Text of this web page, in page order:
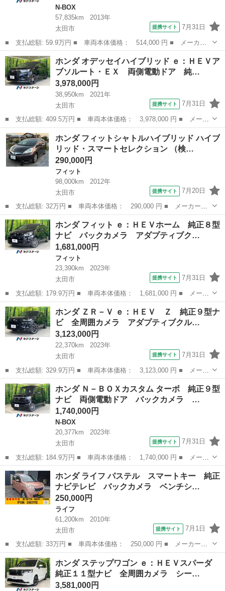
N-BOX
57,835km
2013年
太田市
提携サイト 7月31日
■ 支払総額: 59.9万円 ■ 車両本体価格： 514,000 円 ■ メーカー
名： ホンダ ■ 車種名： Ｎ－ＢＯＸ ■ グレード名： Ｇ・Ｌパ
ッケージ 電動スライドドア オートエアコン スマートキー＆プッ
シュスタート...
群馬 太田市 N-BOX
ホンダ オデッセイハイブリッド ｅ：ＨＥＶア
ブソルート・ＥＸ 両側電動ドア 純…
3,978,000円
38,950km
2021年
太田市
提携サイト 7月31日
■ 支払総額: 409.5万円 ■ 車両本体価格： 3,978,000 円 ■ メーカ
ー名： ホンダ ■ 車種名： オデッセイハイブリッド ■ グレード
名： ｅ：ＨＥＶアブソルート・ＥＸ 両側電動ドア 純正１０型ナ
ビ 後席...
群馬 太田市 ホンダ
ホンダ フィットシャトルハイブリッド ハイブ
リッド・スマートセレクション （検…
290,000円
フィット
98,000km
2012年
太田市
提携サイト 7月20日
■ 支払総額: 32万円 ■ 車両本体価格： 290,000 円 ■ メーカー
名： ホンダ ■ 車種名： フィットシャトルハイブリッド ■ グレ
ード名： ハイブリッド・スマートセレクション ■ 排気量：
1300cc ■ ...
群馬 太田市 フィット
ホンダ フィット ｅ：ＨＥＶホーム 純正８型
ナビ バックカメラ アダプティブク…
1,681,000円
フィット
23,390km
2023年
太田市
提携サイト 7月31日
■ 支払総額: 179.9万円 ■ 車両本体価格： 1,681,000 円 ■ メーカ
ー名： ホンダ ■ 車種名： フィット ■ グレード名： ｅ：ＨＥ
Ｖホーム 純正８型ナビ バックカメラ アダプティブクルーズコン
トロール...
群馬 太田市 フィット
ホンダ ＺＲ－Ｖ ｅ：ＨＥＶ Ｚ 純正９型ナ
ビ 全周囲カメラ アダプティブクル…
3,123,000円
22,370km
2023年
太田市
提携サイト 7月31日
■ 支払総額: 329.9万円 ■ 車両本体価格： 3,123,000 円 ■ メーカ
ー名： ホンダ ■ 車種名： ＺＲ－Ｖ ■ グレード名： ｅ：ＨＥ
Ｖ Ｚ 純正９型ナビ 全周囲カメラ アダプティブクルーズコント
ロール ...
群馬 太田市 ホンダ
ホンダ Ｎ－ＢＯＸカスタム ターボ 純正９型
ナビ 両側電動ドア バックカメラ …
1,740,000円
N-BOX
20,377km
2023年
太田市
提携サイト 7月31日
■ 支払総額: 184.9万円 ■ 車両本体価格： 1,740,000 円 ■ メーカ
ー名： ホンダ ■ 車種名： Ｎ－ＢＯＸカスタム ■ グレード
名： ターボ 純正９型ナビ 両側電動ドア バックカメラ パドル
シフト シー...
群馬 太田市 N-BOX
ホンダ ライフ パステル スマートキー 純正
ナビテレビ バックカメラ ベンチシ…
250,000円
ライフ
61,200km
2010年
太田市
提携サイト 7月1日
■ 支払総額: 33万円 ■ 車両本体価格： 250,000 円 ■ メーカー
名： ホンダ ■ 車種名： ライフ ■ グレード名： パステル ス
マートキー 純正ナビテレビ バックカメラ ベンチシート ■ 排気
量： 660c...
群馬 太田市 ライフ
ホンダ ステップワゴン ｅ：ＨＥＶスパーダ
純正１１型ナビ 全周囲カメラ シー…
3,581,000円